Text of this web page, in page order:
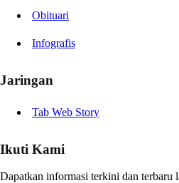
Obituari
Infografis
Jaringan
Tab Web Story
Ikuti Kami
Dapatkan informasi terkini dan terbaru